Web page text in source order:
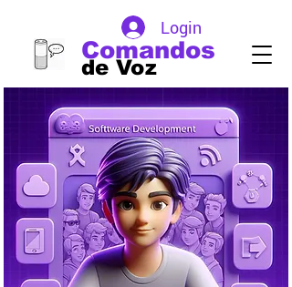
de Voz
Comandos
Login